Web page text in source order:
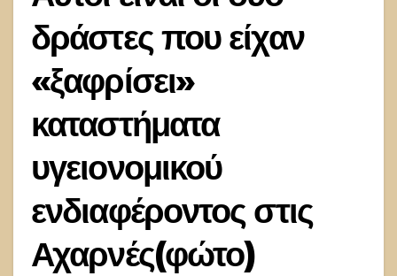
δράστες που είχαν
«ξαφρίσει»
καταστήματα
υγειονομικού
ενδιαφέροντος στις
Αχαρνές(φώτο)